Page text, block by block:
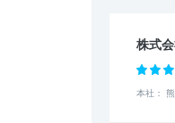
株式
本社：